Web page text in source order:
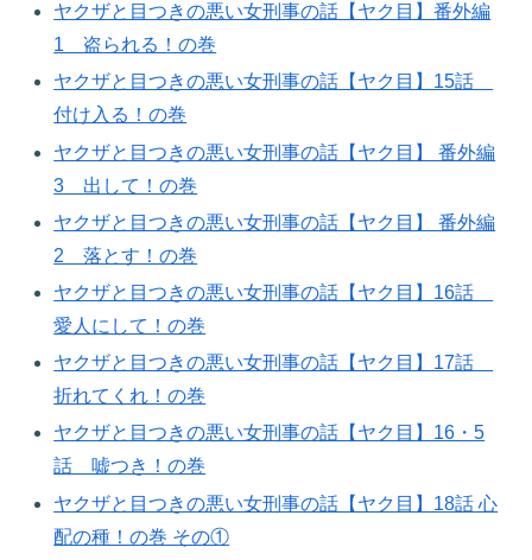
ヤクザと目つきの悪い女刑事の話【ヤク目】番外編
1 盗られる！の巻​
ヤクザと目つきの悪い女刑事の話【ヤク目】15話
付け入る！の巻​
ヤクザと目つきの悪い女刑事の話【ヤク目】 番外編
3 出して！の巻​
ヤクザと目つきの悪い女刑事の話【ヤク目】 番外編
2 落とす！の巻​
ヤクザと目つきの悪い女刑事の話【ヤク目】16話
愛人にして！の巻​
ヤクザと目つきの悪い女刑事の話【ヤク目】17話
折れてくれ！の巻​
ヤクザと目つきの悪い女刑事の話【ヤク目】16・5
話 嘘つき！の巻​
ヤクザと目つきの悪い女刑事の話【ヤク目】18話 心
配の種！の巻​ その①